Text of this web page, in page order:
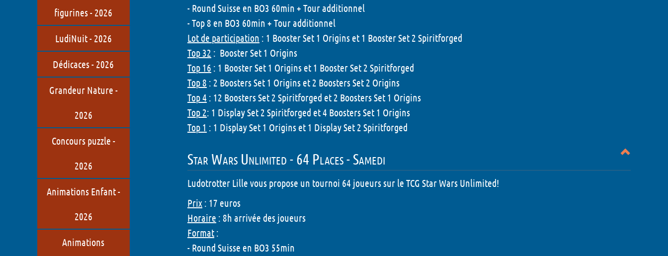
Animations Chapiteau Montaigne
figurines - 2026
LudiNuit - 2026
Dédicaces - 2026
Grandeur Nature -
2026
Concours puzzle -
2026
Animations Enfant -
2026
Animations
- Round Suisse en BO3 60min + Tour additionnel
- Top 8 en BO3 60min + Tour additionnel
Lot de participation : 1 Booster Set 1 Origins et 1 Booster Set 2 Spiritforged
Top 32 : Booster Set 1 Origins
Top 16 : 1 Booster Set 1 Origins et 1 Booster Set 2 Spiritforged
Top 8 : 2 Boosters Set 1 Origins et 2 Boosters Set 2 Origins
Top 4 : 12 Boosters Set 2 Spiritforged et 2 Boosters Set 1 Origins
Top 2: 1 Display Set 2 Spiritforged et 4 Boosters Set 1 Origins
Top 1 : 1 Display Set 1 Origins et 1 Display Set 2 Spiritforged
Star Wars Unlimited - 64 Places - Samedi
Ludotrotter Lille vous propose un tournoi 64 joueurs sur le TCG Star Wars Unlimited!
Prix : 17 euros
Horaire : 8h arrivée des joueurs
Format :
- Round Suisse en BO3 55min